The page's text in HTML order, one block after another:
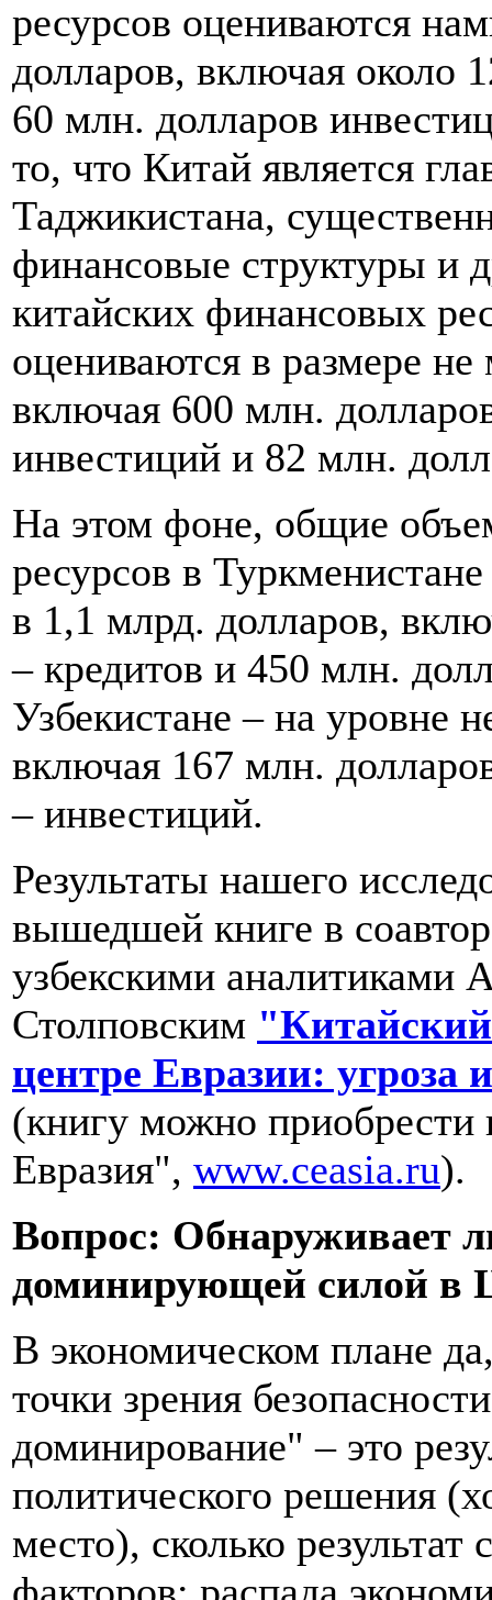
ресурсов оцениваются
долларов, включая около
60 млн. долларов
то, что Китай является
Таджикистана,
финансовые структуры и
китайских финансовых
оцениваются в размере
включая 600 млн.
инвестиций и 82 млн.
На этом фоне, общие
ресурсов в
в 1,1 млрд. долларов,
– кредитов и 450 млн.
Узбекистане – на уровне
включая 167 млн.
– инвестиций.
Результаты нашего
вышедшей книге в
узбекскими аналитиками
Столповским "Китайский
центре Евразии:
(книгу можно приобрести
Евразия", www.ceasia.ru).
Вопрос: Обнаруживает
доминирующей силой в
В экономическом плане
точки зрения
доминирование" – это
политического решения
место), сколько